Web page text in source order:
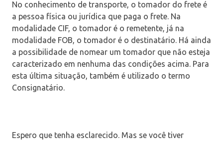
No conhecimento de transporte, o tomador do frete é
a pessoa física ou jurídica que paga o frete. Na
modalidade CIF, o tomador é o remetente, já na
modalidade FOB, o tomador é o destinatário. Há ainda
a possibilidade de nomear um tomador que não esteja
caracterizado em nenhuma das condições acima. Para
esta última situação, também é utilizado o termo
Consignatário.
Espero que tenha esclarecido. Mas se você tiver